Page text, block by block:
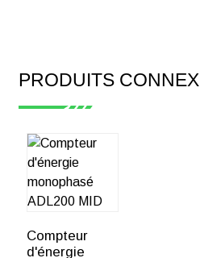
PRODUITS
Compteur
d'énergie